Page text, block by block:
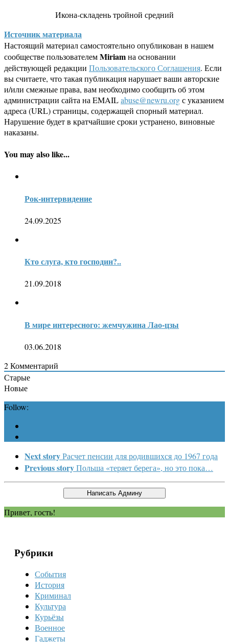
Икона-складень тройной средний
Источник материала
Настоящий материал самостоятельно опубликован в нашем
сообществе пользователемMiriamна основании
действующей редакции Пользовательского Соглашения. Если
вы считаете, что такая публикация нарушает ваши авторские
и/или смежные права, вам необходимо сообщить об этом
администрации сайта на EMAILabuse@newru.orgс указанием
адреса (URL) страницы, содержащей спорный материал.
Нарушение будет в кратчайшие сроки устранено, виновные
наказаны.
You may also like...
Рок-интервидение
24.09.2025
Кто слуга, кто господин?..
21.09.2018
В мире интересного: жемчужина Лао-цзы
03.06.2018
2Комментарий
Старые
Новые
Follow:
Next storyРасчет пенсии для родившихся до 1967 года
Previous storyПольша «теряет берега», но это пока…
Привет, гость!
Рубрики
События
История
Криминал
Культура
Курьёзы
Военное
Гаджеты